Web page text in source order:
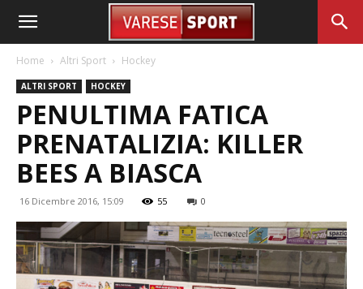
Home Altri Sport Hockey
ALTRI SPORT HOCKEY
PENULTIMA FATICA
PRENATALIZIA: KILLER
BEES A BIASCA
16 Dicembre 2016, 15:09 55 0